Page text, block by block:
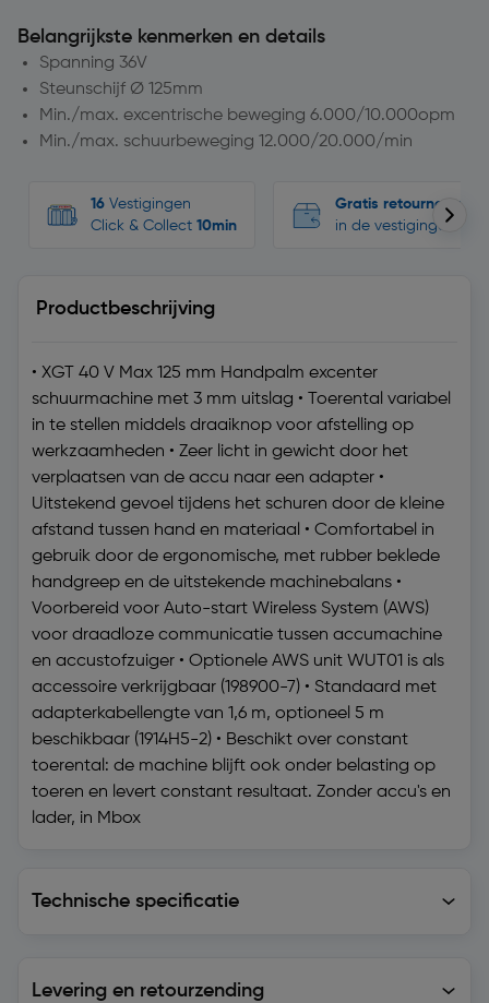
Belangrijkste kenmerken en details
Spanning 36V
Steunschijf Ø 125mm
Min./max. excentrische beweging 6.000/10.000opm
Min./max. schuurbeweging 12.000/20.000/min
16 Vestigingen
Click & Collect 10min
Gratis retourneren
in de vestigingen
Productbeschrijving
• XGT 40 V Max 125 mm Handpalm excenter
schuurmachine met 3 mm uitslag • Toerental variabel
in te stellen middels draaiknop voor afstelling op
werkzaamheden • Zeer licht in gewicht door het
verplaatsen van de accu naar een adapter •
Uitstekend gevoel tijdens het schuren door de kleine
afstand tussen hand en materiaal • Comfortabel in
gebruik door de ergonomische, met rubber beklede
handgreep en de uitstekende machinebalans •
Voorbereid voor Auto-start Wireless System (AWS)
voor draadloze communicatie tussen accumachine
en accustofzuiger • Optionele AWS unit WUT01 is als
accessoire verkrijgbaar (198900-7) • Standaard met
adapterkabellengte van 1,6 m, optioneel 5 m
beschikbaar (1914H5-2) • Beschikt over constant
toerental: de machine blijft ook onder belasting op
toeren en levert constant resultaat. Zonder accu's en
lader, in Mbox
Technische specificatie
Levering en retourzending